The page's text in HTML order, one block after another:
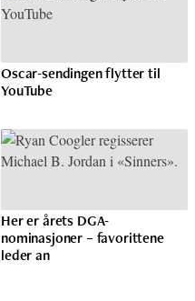
Oscar-sendingen flytter til
YouTube
Her er årets DGA-
nominasjoner – favorittene
leder an